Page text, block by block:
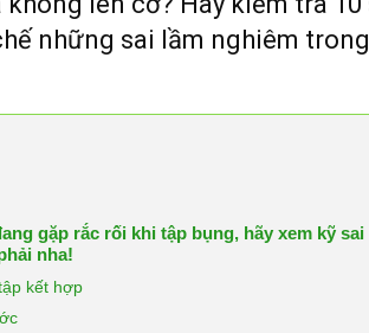
những sai lầm nghiêm
gặp rắc rối khi tập bụng, hãy xem kỹ
nha!
kết hợp